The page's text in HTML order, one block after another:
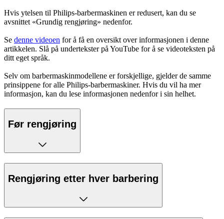
Hvis ytelsen til Philips-barbermaskinen er redusert, kan du se
avsnittet «Grundig rengjøring» nedenfor.
Se denne videoen for å få en oversikt over informasjonen i denne
artikkelen. Slå på undertekster på YouTube for å se videoteksten på
ditt eget språk.
Selv om barbermaskinmodellene er forskjellige, gjelder de samme
prinsippene for alle Philips-barbermaskiner. Hvis du vil ha mer
informasjon, kan du lese informasjonen nedenfor i sin helhet.
Før rengjøring
Rengjøring etter hver barbering